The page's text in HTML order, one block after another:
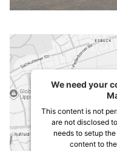
We need your
This content is not
are not disclosed
needs to setup
content to